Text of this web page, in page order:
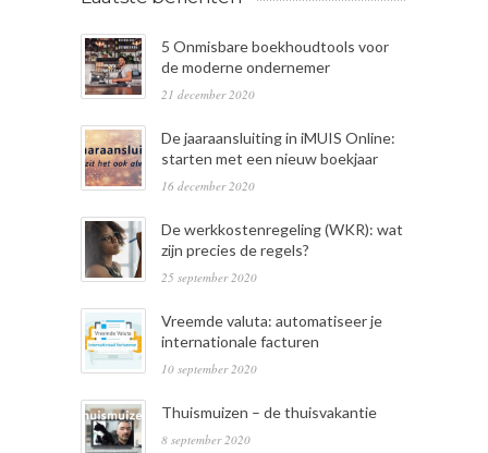
5 Onmisbare boekhoudtools voor
de moderne ondernemer
21 december 2020
De jaaraansluiting in iMUIS Online:
starten met een nieuw boekjaar
16 december 2020
De werkkostenregeling (WKR): wat
zijn precies de regels?
25 september 2020
Vreemde valuta: automatiseer je
internationale facturen
10 september 2020
Thuismuizen – de thuisvakantie
8 september 2020